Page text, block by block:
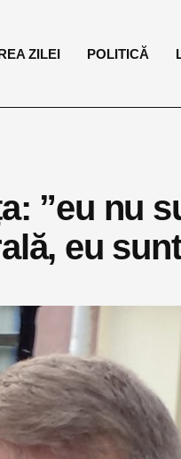
ZILEI POLITICĂ
”eu nu
eu